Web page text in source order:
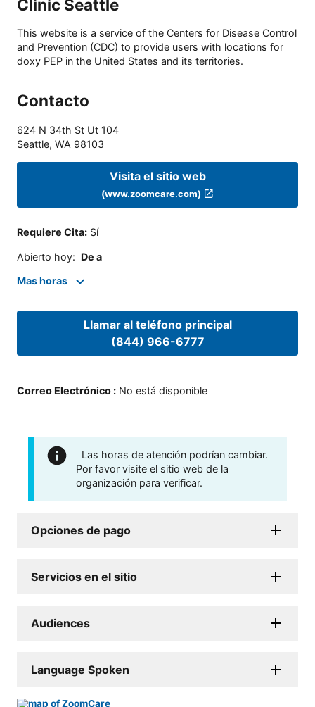
Clinic Seattle
This website is a service of the Centers for Disease Control
and Prevention (CDC) to provide users with locations for
doxy PEP in the United States and its territories.
Contacto
624 N 34th St Ut 104
Seattle, WA 98103
Visita el sitio web
(www.zoomcare.com)
Requiere Cita: Sí
Abierto hoy: De a
Mas horas
Llamar al teléfono principal
(844) 966-6777
Correo Electrónico : No está disponible
Las horas de atención podrían cambiar.
Por favor visite el sitio web de la
organización para verificar.
Opciones de pago
Servicios en el sitio
Audiences
Language Spoken